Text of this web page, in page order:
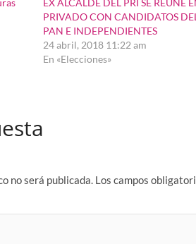
EX ALCALDE DEL PRI SE REÚNE
PRIVADO CON CANDIDATOS
PAN E INDEPENDIENTES
24 abril, 2018 11:22 am
En «Elecciones»
no será publicada. Los campos